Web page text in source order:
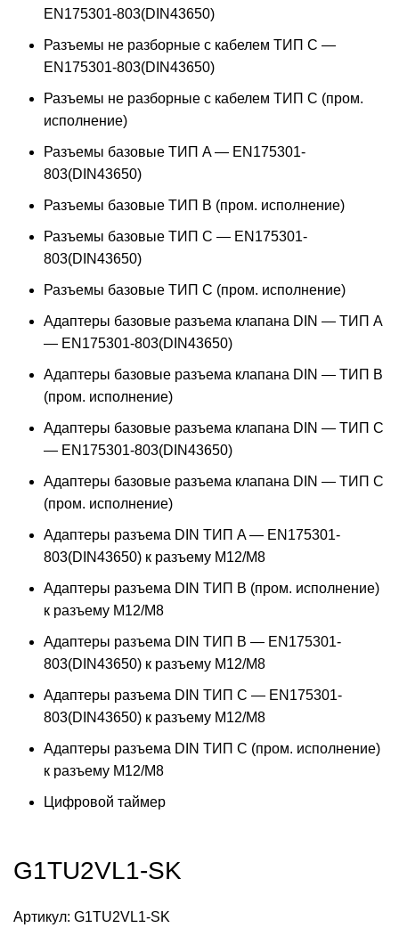
EN175301-803(DIN43650)
Разъемы не разборные с кабелем ТИП C —
EN175301-803(DIN43650)
Разъемы не разборные с кабелем ТИП C (пром.
исполнение)
Разъемы базовые ТИП A — EN175301-
803(DIN43650)
Разъемы базовые ТИП В (пром. исполнение)
Разъемы базовые ТИП C — EN175301-
803(DIN43650)
Разъемы базовые ТИП C (пром. исполнение)
Адаптеры базовые разъема клапана DIN — ТИП A
— EN175301-803(DIN43650)
Адаптеры базовые разъема клапана DIN — ТИП B
(пром. исполнение)
Адаптеры базовые разъема клапана DIN — ТИП C
— EN175301-803(DIN43650)
Адаптеры базовые разъема клапана DIN — ТИП C
(пром. исполнение)
Адаптеры разъема DIN ТИП A — EN175301-
803(DIN43650) к разъему M12/M8
Адаптеры разъема DIN ТИП B (пром. исполнение)
к разъему M12/M8
Адаптеры разъема DIN ТИП B — EN175301-
803(DIN43650) к разъему M12/M8
Адаптеры разъема DIN ТИП C — EN175301-
803(DIN43650) к разъему M12/M8
Адаптеры разъема DIN ТИП C (пром. исполнение)
к разъему M12/M8
Цифровой таймер
G1TU2VL1-SK
Артикул: G1TU2VL1-SK